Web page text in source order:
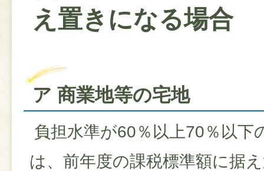
え置きになる場合
ア 商業地等の宅地
負担水準が60％以上70％以下
は、前年度の課税標準額に据